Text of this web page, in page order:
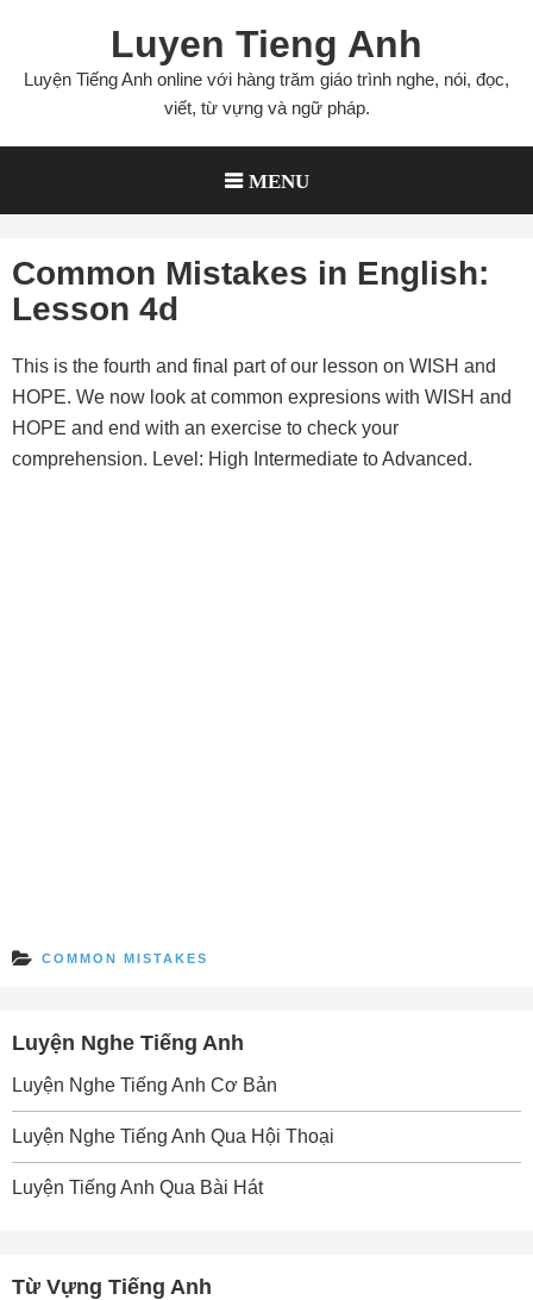
content
Luyen Tieng Anh
Luyện Tiếng Anh online với hàng trăm giáo trình nghe, nói, đọc,
viết, từ vựng và ngữ pháp.
MENU
Common Mistakes in English:
Lesson 4d
This is the fourth and final part of our lesson on WISH and
HOPE. We now look at common expresions with WISH and
HOPE and end with an exercise to check your
comprehension. Level: High Intermediate to Advanced.
COMMON MISTAKES
Luyện Nghe Tiếng Anh
Luyện Nghe Tiếng Anh Cơ Bản
Luyện Nghe Tiếng Anh Qua Hội Thoại
Luyện Tiếng Anh Qua Bài Hát
Từ Vựng Tiếng Anh